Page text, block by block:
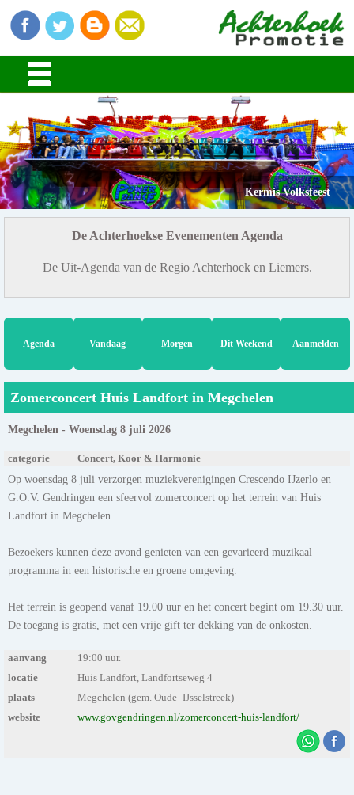
Kermis Volksfeest
De Achterhoekse Evenementen Agenda
De Uit-Agenda van de Regio Achterhoek en Liemers.
Agenda Vandaag Morgen Dit Weekend Aanmelden
Zomerconcert Huis Landfort in Megchelen
Megchelen - Woensdag 8 juli 2026
categorie Concert, Koor & Harmonie
Op woensdag 8 juli verzorgen muziekverenigingen Crescendo IJzerlo en
G.O.V. Gendringen een sfeervol zomerconcert op het terrein van Huis
Landfort in Megchelen.
Bezoekers kunnen deze avond genieten van een gevarieerd muzikaal
programma in een historische en groene omgeving.
Het terrein is geopend vanaf 19.00 uur en het concert begint om 19.30 uur.
De toegang is gratis, met een vrije gift ter dekking van de onkosten.
aanvang
19:00 uur.
locatie
Huis Landfort, Landfortseweg 4
plaats
Megchelen (gem. Oude_IJsselstreek)
website
www.govgendringen.nl/zomerconcert-huis-landfort/